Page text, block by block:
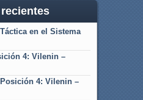
Táctica en el Sistema
4: Vilenin –
4: Vilenin –